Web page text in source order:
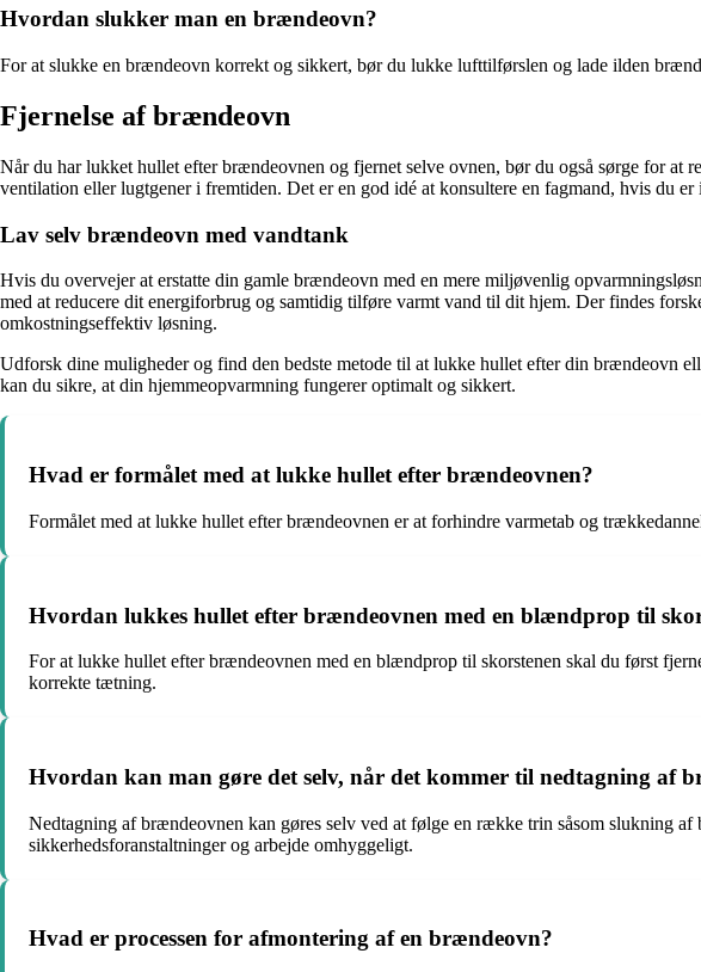
Hvordan slukker man en brændeovn?
For at slukke en brændeovn korrekt og sikkert, bør du lukke lufttilførslen og lade ilden
Fjernelse af brændeovn
Når du har lukket hullet efter brændeovnen og fjernet selve ovnen, bør du også sørge for at
ventilation eller lugtgener i fremtiden. Det er en god idé at konsultere en fagmand, hvis du
Lav selv brændeovn med vandtank
Hvis du overvejer at erstatte din gamle brændeovn med en mere miljøvenlig
med at reducere dit energiforbrug og samtidig tilføre varmt vand til dit hjem. Der findes
omkostningseffektiv løsning.
Udforsk dine muligheder og find den bedste metode til at lukke hullet efter din brændeovn
kan du sikre, at din hjemmeopvarmning fungerer optimalt og sikkert.
Hvad er formålet med at lukke hullet efter brændeovnen?
Formålet med at lukke hullet efter brændeovnen er at forhindre varmetab og
Hvordan lukkes hullet efter brændeovnen med en blændprop til
For at lukke hullet efter brændeovnen med en blændprop til skorstenen skal du først
korrekte tætning.
Hvordan kan man gøre det selv, når det kommer til nedtagning af
Nedtagning af brændeovnen kan gøres selv ved at følge en række trin såsom slukning
sikkerhedsforanstaltninger og arbejde omhyggeligt.
Hvad er processen for afmontering af en brændeovn?